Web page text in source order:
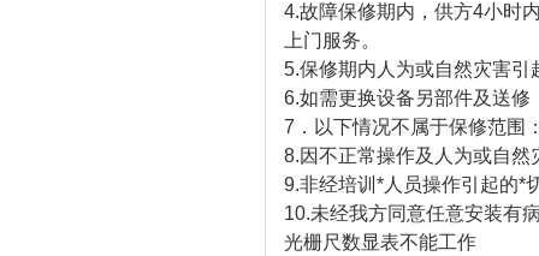
4.故障保修期内，供方4小时
上门服务。
5.保修期内人为或自然灾害
6.如需更换设备另部件及送修
7．以下情况不属于保修范围
8.因不正常操作及人为或自然
9.非经培训*人员操作引起的*
10.未经我方同意任意安装有
光栅尺数显表不能工作